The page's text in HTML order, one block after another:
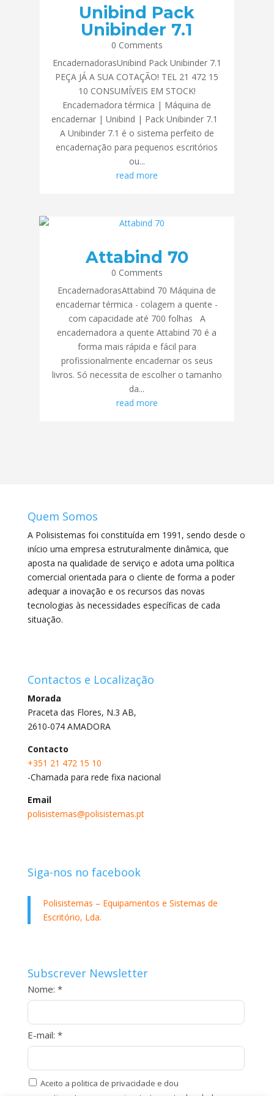
Unibind Pack
Unibinder 7.1
0 Comments
EncadernadorasUnibind Pack Unibinder 7.1
PEÇA JÁ A SUA COTAÇÃO! TEL 21 472 15
10 CONSUMÍVEIS EM STOCK!
Encadernadora térmica | Máquina de
encadernar | Unibind | Pack Unibinder 7.1
A Unibinder 7.1 é o sistema perfeito de
encadernação para pequenos escritórios
ou...
read more
Attabind 70
0 Comments
EncadernadorasAttabind 70 Máquina de
encadernar térmica - colagem a quente -
com capacidade até 700 folhas A
encadernadora a quente Attabind 70 é a
forma mais rápida e fácil para
profissionalmente encadernar os seus
livros. Só necessita de escolher o tamanho
da...
read more
Quem Somos
A Polisistemas foi constituída em 1991, sendo desde o
início uma empresa estruturalmente dinâmica, que
aposta na qualidade de serviço e adota uma política
comercial orientada para o cliente de forma a poder
adequar a inovação e os recursos das novas
tecnologias às necessidades específicas de cada
situação.
Contactos e Localização
Morada
Praceta das Flores, N.3 AB,
2610-074 AMADORA
Contacto
+351 21 472 15 10
-Chamada para rede fixa nacional
Email
polisistemas@polisistemas.pt
Siga-nos no facebook
Polisistemas – Equipamentos e Sistemas de
Escritório, Lda.
Subscrever Newsletter
Nome: *
E-mail: *
Aceito a politica de privacidade e dou